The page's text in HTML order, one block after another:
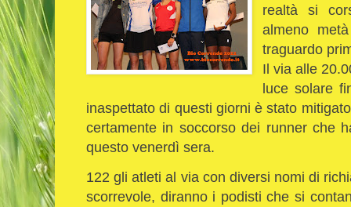
realtà si
almeno
traguardo
Il via alle
luce solare
inaspettato di questi giorni è stato
certamente in soccorso dei runner che
questo venerdì sera.
122 gli atleti al via con diversi nomi di
scorrevole, diranno i podisti che si